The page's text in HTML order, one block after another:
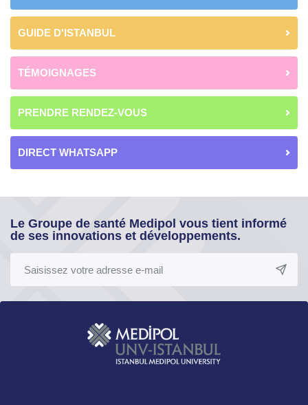
GUIDE D'ISTANBUL
TÉMOIGNAGES
PRENDRE RENDEZ-VOUS
DIRECT WHATSAPP
Le Groupe de santé Medipol vous tient informé
de ses innovations et développements.